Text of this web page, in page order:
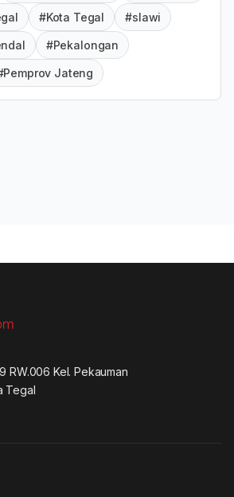
#Kota Tegal #slawi
#Pekalongan
Jateng
RW.006 Kel. Pekauman
Tegal